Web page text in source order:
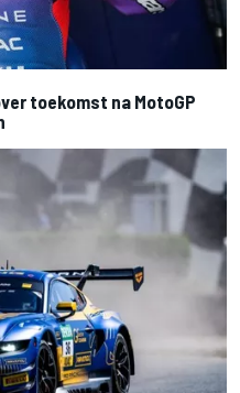
toekomst na MotoGP